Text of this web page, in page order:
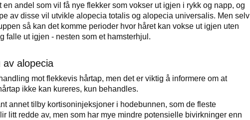
en andel som vil få nye flekker som vokser ut igjen i rykk og napp, og
av disse vil utvikle alopecia totalis og alopecia universalis. Men selv
så kan det komme perioder hvor håret kan vokse ut igjen uten
falle ut igjen - nesten som et hamsterhjul.
av alopecia
mot flekkevis hårtap, men det er viktig å informere om at
ikke kan kureres, kun behandles.
annet tilby kortisoninjeksjoner i hodebunnen, som de fleste
litt redde av, men som har mye mindre potensielle bivirkninger enn